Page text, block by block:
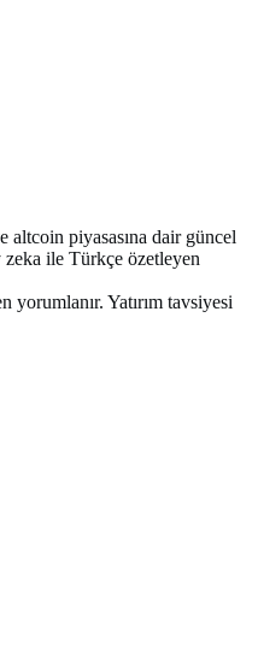
piyasasına dair güncel
ile Türkçe özetleyen
Yatırım tavsiyesi